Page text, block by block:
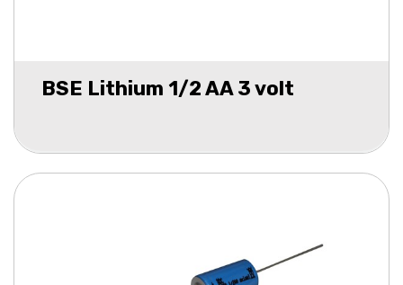
BSE Lithium 1/2 AA 3 volt